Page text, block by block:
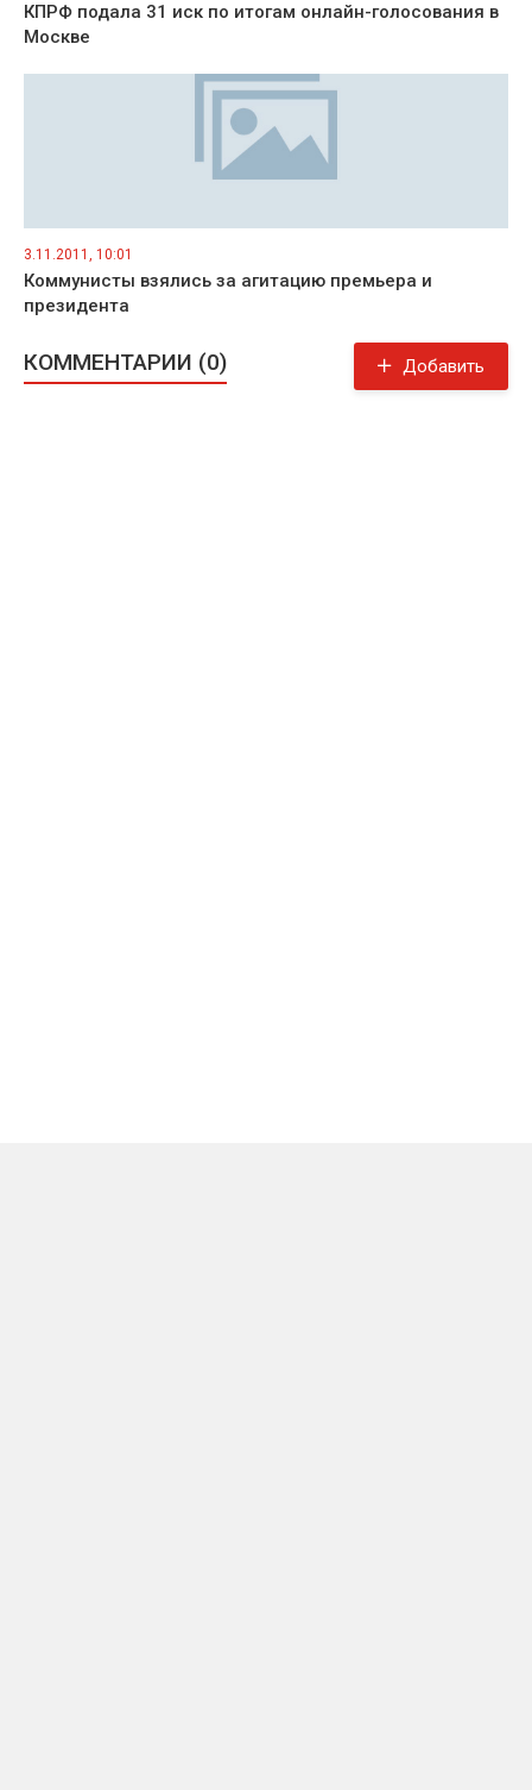
КПРФ подала 31 иск по итогам онлайн-голосования в
Москве
3.11.2011, 10:01
Коммунисты взялись за агитацию премьера и
президента
КОММЕНТАРИИ (0) Добавить